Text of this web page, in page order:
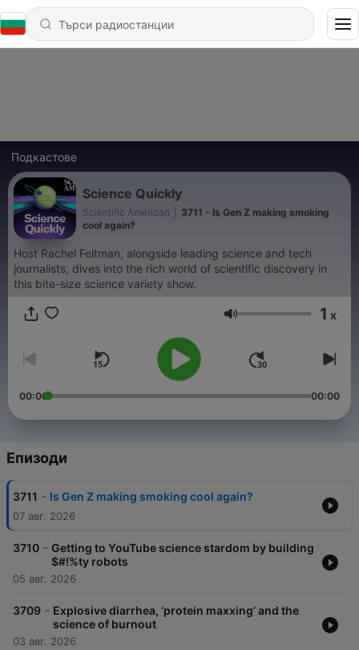
Подкастове
Science Quickly
Scientific American
3711 - Is Gen Z making smoking
cool again?
Host Rachel Feltman, alongside leading science and tech
journalists, dives into the rich world of scientific discovery in
this bite-size science variety show.
Сила на звука
1 x
00:00 00:00
Епизоди
3711 - Is Gen Z making smoking cool again?
07 авг. 2026
3710 - Getting to YouTube science stardom by building
$#!%ty robots
05 авг. 2026
3709 - Explosive diarrhea, ‘protein maxxing’ and the
science of burnout
03 авг. 2026